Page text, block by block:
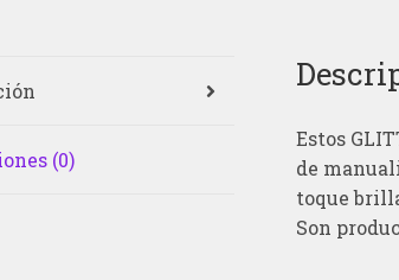
(0)
Estos
de
toque
Son